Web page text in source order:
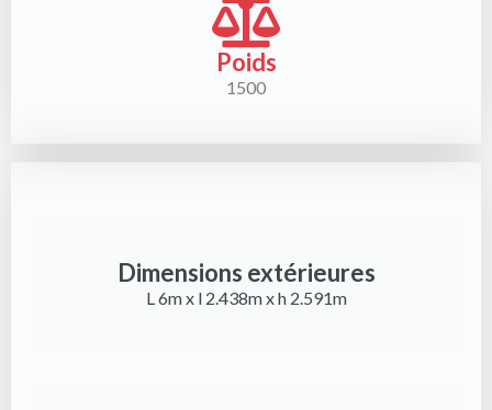
Poids
1500
Dimensions extérieures
L 6m x l 2.438m x h 2.591m